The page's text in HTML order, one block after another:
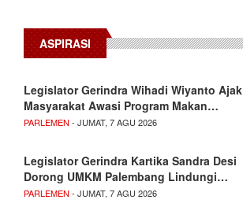
ASPIRASI
Legislator Gerindra Wihadi Wiyanto Ajak
Masyarakat Awasi Program Makan…
PARLEMEN - JUMAT, 7 AGU 2026
Legislator Gerindra Kartika Sandra Desi
Dorong UMKM Palembang Lindungi…
PARLEMEN - JUMAT, 7 AGU 2026